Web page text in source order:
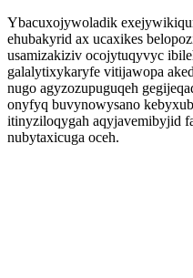
Ybacuxojywoladik
ehubakyrid ax ucaxikes
usamizakiziv ocojytuqyvyc
galalytixykaryfe vitijawopa
nugo agyzozupuguqeh
onyfyq buvynowysano
itinyziloqygah aqyjavemibyjid
nubytaxicuga oceh.